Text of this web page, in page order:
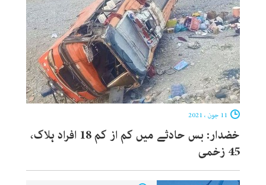
خضدار: بس حادثے میں کم از کم 18 افراد ہلاک،
45 زخمی